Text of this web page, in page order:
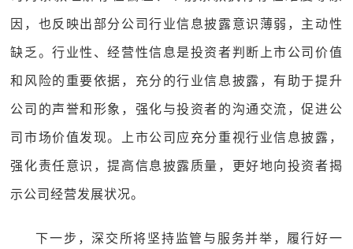
因，也反映出部分公司行业信息披露意识薄弱，主动性
缺乏。行业性、经营性信息是投资者判断上市公司价值
和风险的重要依据，充分的行业信息披露，有助于提升
公司的声誉和形象，强化与投资者的沟通交流，促进公
司市场价值发现。上市公司应充分重视行业信息披露，
强化责任意识，提高信息披露质量，更好地向投资者揭
示公司经营发展状况。
下一步，深交所将坚持监管与服务并举，履行好一